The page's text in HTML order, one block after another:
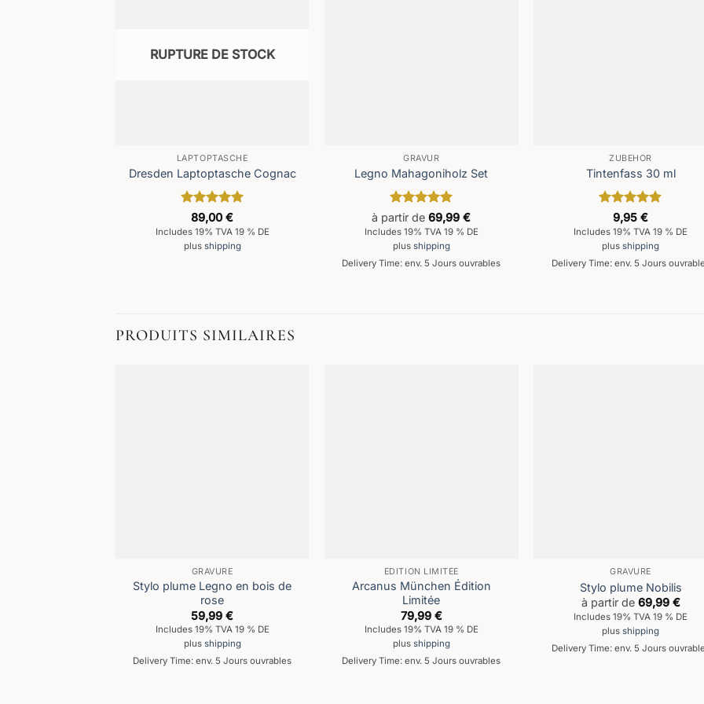
RUPTURE DE STOCK
LAPTOPTASCHE
Dresden Laptoptasche Cognac
Note5sur
5
89,00€
Includes 19% TVA 19 % DE
plus shipping
GRAVUR
Legno Mahagoniholz Set
Note5 sur
5
à partir de69,99€
Includes 19% TVA 19 % DE
plus shipping
Delivery Time: env. 5 Jours ouvrables
ZUBEHÖR
Tintenfass 30 ml
Note5sur
5
9,95€
Includes 19% TVA 19 % DE
plusshipping
Delivery Time: env. 5 Jours
PRODUITS SIMILAIRES
GRAVURE
Stylo plume Legno en bois de
rose
59,99€
Includes 19% TVA 19 % DE
plus shipping
Delivery Time: env. 5 Jours ouvrables
ÉDITION LIMITÉE
Arcanus München Édition
Limitée
79,99 €
Includes 19% TVA 19 % DE
plus shipping
Delivery Time: env. 5 Jours ouvrables
GRAVURE
Stylo plume Nobilis
à partir de 69,99 €
Includes 19% TVA 19 % DE
plusshipping
Delivery Time: env. 5 Jours